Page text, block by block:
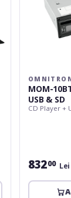
MOM-
USB & SD
CD Player +
83200 Lei